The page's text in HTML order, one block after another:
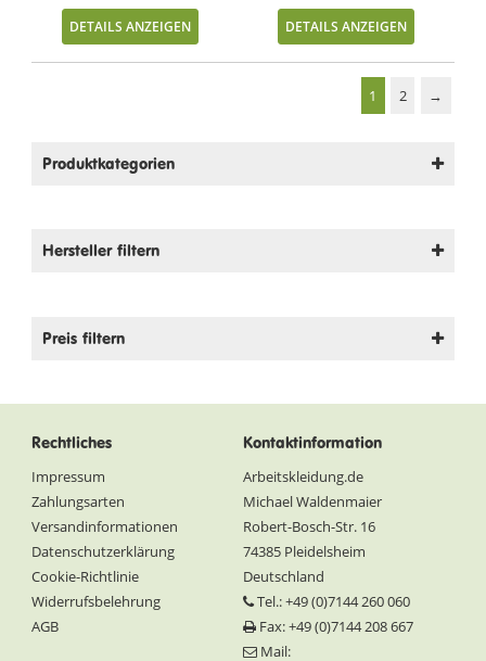
DETAILS ANZEIGEN DETAILS ANZEIGEN
1 2 →
Produktkategorien
Hersteller filtern
Preis filtern
Rechtliches
Impressum
Zahlungsarten
Versandinformationen
Datenschutzerklärung
Cookie-Richtlinie
Widerrufsbelehrung
AGB
Kontaktinformation
Arbeitskleidung.de
Michael Waldenmaier
Robert-Bosch-Str. 16
74385 Pleidelsheim
Deutschland
Tel.: +49 (0)7144 260 060
Fax: +49 (0)7144 208 667
Mail: